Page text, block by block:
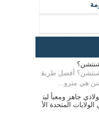
شنتشن؟ أفضل طريق
هي مترو...
جاهز ومعبأ ليت
المتحدة الأ